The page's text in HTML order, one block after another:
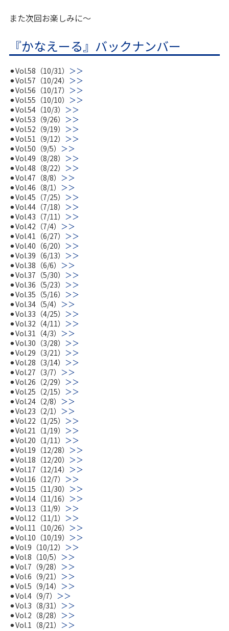
また次回お楽しみに〜
『かなえーる』バックナンバー
⚫︎Vol.58（10/31） ＞＞
⚫︎Vol.57（10/24） ＞＞
⚫︎Vol.56（10/17） ＞＞
⚫︎Vol.55（10/10） ＞＞
⚫︎Vol.54（10/3） ＞＞
⚫︎Vol.53（9/26） ＞＞
⚫︎Vol.52（9/19） ＞＞
⚫︎Vol.51（9/12） ＞＞
⚫︎Vol.50（9/5） ＞＞
⚫︎Vol.49（8/28） ＞＞
⚫︎Vol.48（8/22） ＞＞
⚫︎Vol.47（8/8） ＞＞
⚫︎Vol.46（8/1） ＞＞
⚫︎Vol.45（7/25） ＞＞
⚫︎Vol.44（7/18） ＞＞
⚫︎Vol.43（7/11） ＞＞
⚫︎Vol.42（7/4） ＞＞
⚫︎Vol.41（6/27） ＞＞
⚫︎Vol.40（6/20） ＞＞
⚫︎Vol.39（6/13） ＞＞
⚫︎Vol.38（6/6） ＞＞
⚫︎Vol.37（5/30） ＞＞
⚫︎Vol.36（5/23） ＞＞
⚫︎Vol.35（5/16） ＞＞
⚫︎Vol.34（5/4） ＞＞
⚫︎Vol.33（4/25） ＞＞
⚫︎Vol.32（4/11） ＞＞
⚫︎Vol.31（4/3） ＞＞
⚫︎Vol.30（3/28） ＞＞
⚫︎Vol.29（3/21） ＞＞
⚫︎Vol.28（3/14） ＞＞
⚫︎Vol.27（3/7） ＞＞
⚫︎Vol.26（2/29） ＞＞
⚫︎Vol.25（2/15） ＞＞
⚫︎Vol.24（2/8） ＞＞
⚫︎Vol.23（2/1） ＞＞
⚫︎Vol.22（1/25） ＞＞
⚫︎Vol.21（1/19） ＞＞
⚫︎Vol.20（1/11） ＞＞
⚫︎Vol.19（12/28） ＞＞
⚫︎Vol.18（12/20） ＞＞
⚫︎Vol.17（12/14） ＞＞
⚫︎Vol.16（12/7） ＞＞
⚫︎Vol.15（11/30） ＞＞
⚫︎Vol.14（11/16） ＞＞
⚫︎Vol.13（11/9） ＞＞
⚫︎Vol.12（11/1） ＞＞
⚫︎Vol.11（10/26） ＞＞
⚫︎Vol.10（10/19） ＞＞
⚫︎Vol.9（10/12） ＞＞
⚫︎Vol.8（10/5） ＞＞
⚫︎Vol.7（9/28） ＞＞
⚫︎Vol.6（9/21） ＞＞
⚫︎Vol.5（9/14） ＞＞
⚫︎Vol.4（9/7） ＞＞
⚫︎Vol.3（8/31） ＞＞
⚫︎Vol.2（8/28） ＞＞
⚫︎Vol.1（8/21） ＞＞